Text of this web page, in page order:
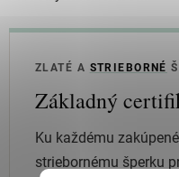
ZLATÉ A STRIEBORNÉ
Základný
Ku každému
striebornému šperku